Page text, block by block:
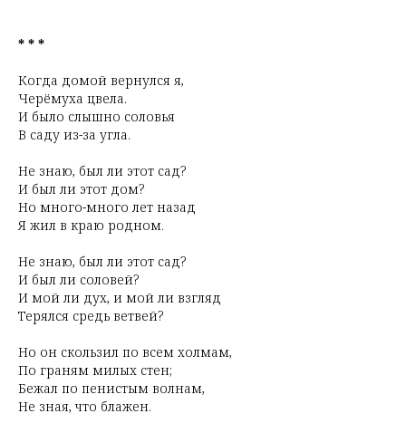
* * *
Когда домой вернулся я,
Черёмуха цвела.
И было слышно соловья
В саду из-за угла.
Не знаю, был ли этот сад?
И был ли этот дом?
Но много-много лет назад
Я жил в краю родном.
Не знаю, был ли этот сад?
И был ли соловей?
И мой ли дух, и мой ли взгляд
Терялся средь ветвей?
Но он скользил по всем холмам,
По граням милых стен;
Бежал по пенистым волнам,
Не зная, что блажен.